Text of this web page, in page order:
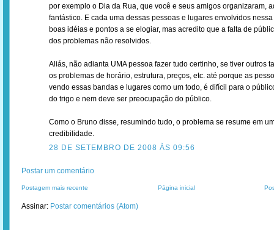
por exemplo o Dia da Rua, que você e seus amigos organizaram,
fantástico. E cada uma dessas pessoas e lugares envolvidos
boas idéias e pontos a se elogiar, mas acredito que a falta de
dos problemas não resolvidos.
Aliás, não adianta UMA pessoa fazer tudo certinho, se tiver outros
os problemas de horário, estrutura, preços, etc. até porque as
vendo essas bandas e lugares como um todo, é difícil para o
do trigo e nem deve ser preocupação do público.
Como o Bruno disse, resumindo tudo, o problema se resume em
credibilidade.
28 DE SETEMBRO DE 2008 ÀS 09:56
Postar um comentário
Postagem mais recente Página inicial
Assinar: Postar comentários (Atom)